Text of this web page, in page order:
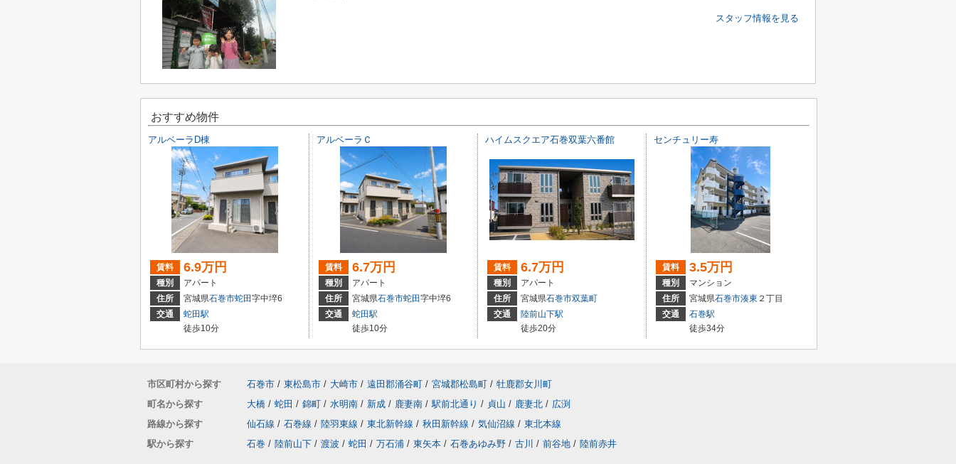
スタッフ情報を見る
おすすめ物件
アルベーラD棟
賃料 6.9万円
種別
アパート
住所
宮城県石巻市蛇田字中埣6
交通
蛇田駅
徒歩10分
アルベーラＣ
賃料 6.7万円
種別
アパート
住所
宮城県石巻市蛇田字中埣6
交通
蛇田駅
徒歩10分
ハイムスクエア石巻双葉六番館
賃料 6.7万円
種別
アパート
住所
宮城県石巻市双葉町
交通
陸前山下駅
徒歩20分
センチュリー寿
賃料 3.5万円
種別
マンション
住所
宮城県石巻市湊東 ２丁目
交通
石巻駅
徒歩34分
市区町村から探す 石巻市 / 東松島市 / 大崎市 / 遠田郡涌谷町 / 宮城郡松島町 / 牡鹿郡女川町
町名から探す
大橋 / 蛇田 / 錦町 / 水明南 / 新成 / 鹿妻南 / 駅前北通り / 貞山 / 鹿妻北 / 広渕
路線から探す
仙石線 / 石巻線 / 陸羽東線 / 東北新幹線 / 秋田新幹線 / 気仙沼線 / 東北本線
駅から探す
石巻 / 陸前山下 / 渡波 / 蛇田 / 万石浦 / 東矢本 / 石巻あゆみ野 / 古川 / 前谷地 / 陸前赤井